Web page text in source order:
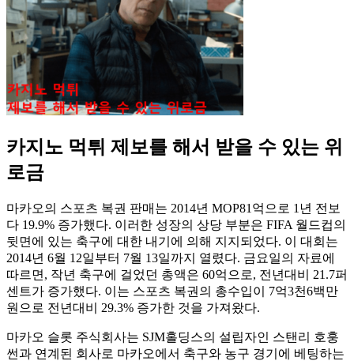
카지노 먹튀 제보를 해서 받을 수 있는 위
로금
마카오의 스포츠 복권 판매는 2014년 MOP81억으로 1년 전보
다 19.9% 증가했다. 이러한 성장의 상당 부분은 FIFA 월드컵의
뒷면에 있는 축구에 대한 내기에 의해 지지되었다. 이 대회는
2014년 6월 12일부터 7월 13일까지 열렸다. 금요일의 자료에
따르면, 작년 축구에 걸었던 총액은 60억으로, 전년대비 21.7퍼
센트가 증가했다. 이는 스포츠 복권의 총수입이 7억3천6백만
원으로 전년대비 29.3% 증가한 것을 가져왔다.
마카오 슬롯 주식회사는 SJM홀딩스의 설립자인 스탠리 호훙
썬과 연계된 회사로 마카오에서 축구와 농구 경기에 베팅하는